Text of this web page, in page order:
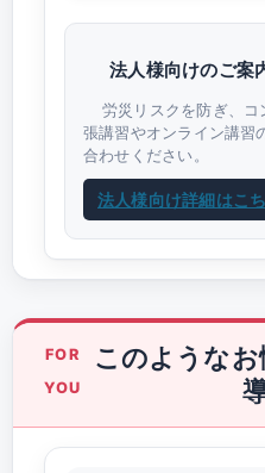
法人様向けのご案
労災リスクを防ぎ、コ
張講習やオンライン講習
合わせください。
法人様向け詳細はこ
FOR
YOU
このような